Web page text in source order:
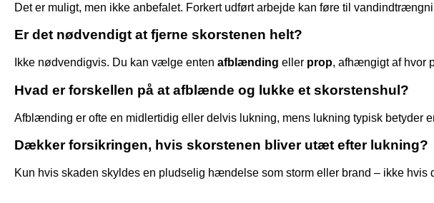
Det er muligt, men ikke anbefalet. Forkert udført arbejde kan føre til
Er det nødvendigt at fjerne skorstenen helt?
Ikke nødvendigvis. Du kan vælge enten afblænding eller prop, afhængigt af hvor
Hvad er forskellen på at afblænde og lukke et skorstenshul?
Afblænding er ofte en midlertidig eller delvis lukning, mens lukning typisk betyder
Dækker forsikringen, hvis skorstenen bliver utæt efter lukning?
Kun hvis skaden skyldes en pludselig hændelse som storm eller brand – ikke